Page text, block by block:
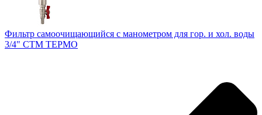
Фильтр самоочищающийся с манометром для гор. и хол. воды
3/4" СТМ ТЕРМО